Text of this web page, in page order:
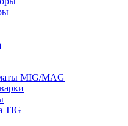
MIG/MAG
TIG